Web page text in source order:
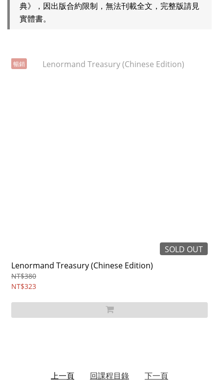
典》，因出版合約限制，無法刊載全文，完整版請見
實體書。
暢銷
SOLD OUT
Lenormand Treasury (Chinese Edition)
NT$380
NT$323
上一頁 回課程目錄 下一頁